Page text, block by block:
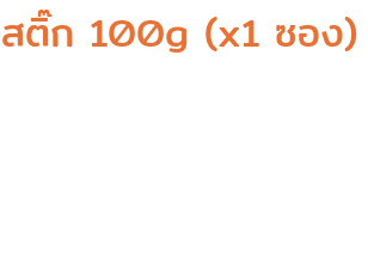
ติ๊ก 100g (x1 ซอง)